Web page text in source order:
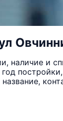
наличие и